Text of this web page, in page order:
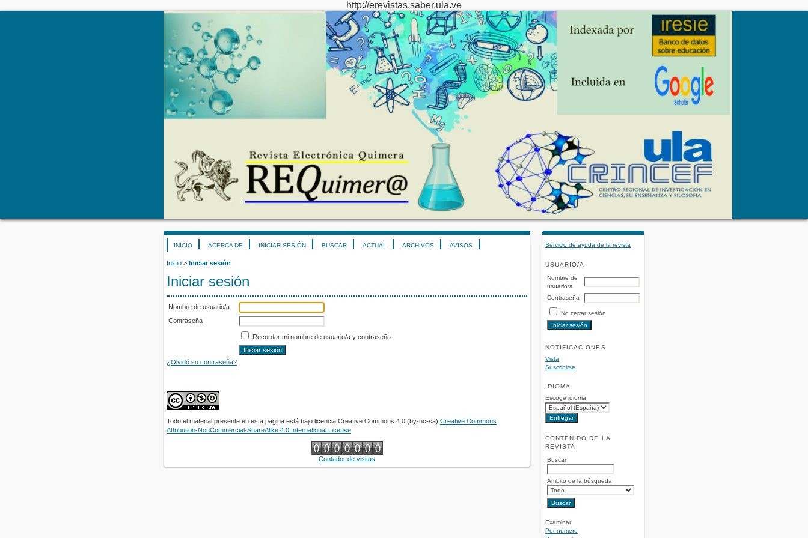
http://erevistas.saber.ula.ve
Servicio de ayuda de la revista
USUARIO/A
Nombre de
usuario/a
Contraseña
No cerrar sesión
NOTIFICACIONES
Vista
Suscribirse
IDIOMA
Escoge idioma
CONTENIDO DE LA
REVISTA
Buscar
Ámbito de la búsqueda
Examinar
Por número
INICIO ACERCA DE INICIAR SESIÓN BUSCAR ACTUAL ARCHIVOS AVISOS
Inicio > Iniciar sesión
Iniciar sesión
Nombre de usuario/a
Contraseña
Recordar mi nombre de usuario/a y contraseña
¿Olvidó su contraseña?
Todo el material presente en esta página está bajo licencia Creative Commons 4.0 (by-nc-sa) Creative Commons
Attribution-NonCommercial-ShareAlike 4.0 International License
Contador de visitas